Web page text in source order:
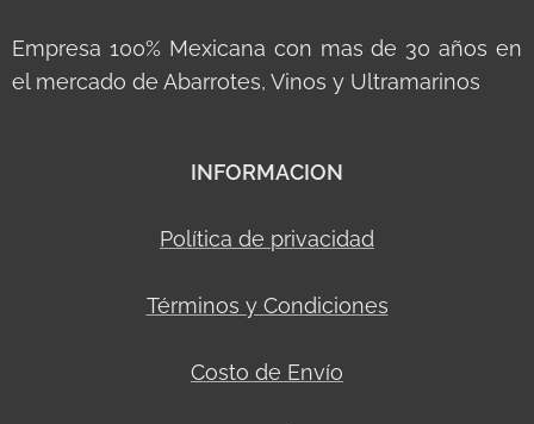
Empresa 100% Mexicana con mas de 30 años en
el mercado de Abarrotes, Vinos y Ultramarinos
INFORMACION
Política de privacidad
Términos y Condiciones
Costo de Envío